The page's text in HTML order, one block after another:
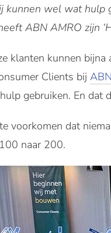
kunnen wel wat hulp
ABN AMRO zijn
klanten kunnen
Clients bij
gebruiken. En dat
voorkomen dat
naar 200.